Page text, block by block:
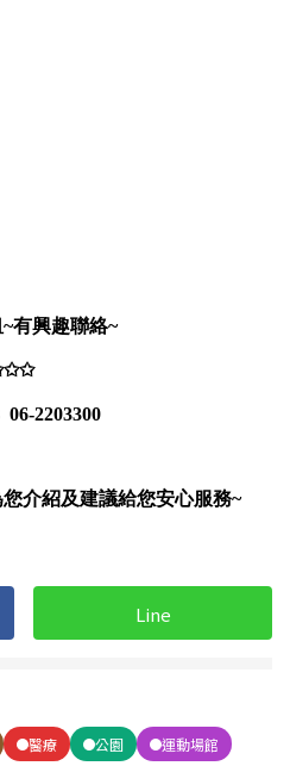
70~80 坪
2樓
Line
醫療 公園 運動場館